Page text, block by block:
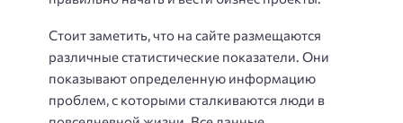
Стоит заметить, что на сайте размещаются
различные статистические показатели. Они
показывают определенную информацию
проблем, с которыми сталкиваются люди в